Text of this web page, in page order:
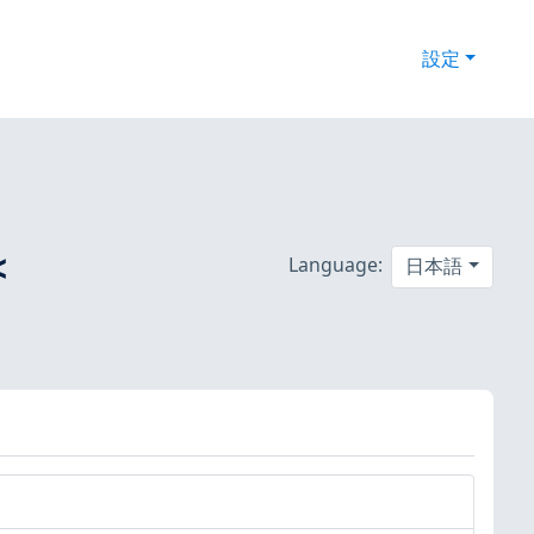
設定
Language: 日本語